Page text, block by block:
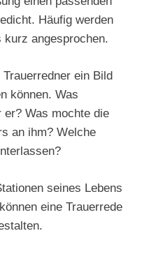
Häufig werden
kurz angesprochen.
ein Bild
können. Was
er? Was mochte die
an ihm? Welche
seines Lebens
eine Trauerrede